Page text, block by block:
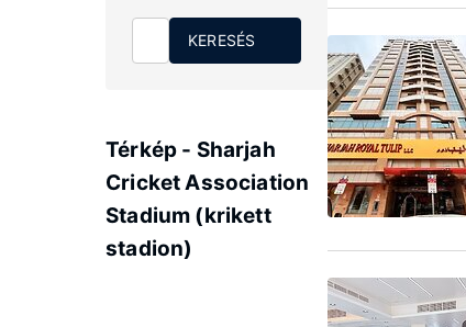
KERESÉS
Térkép - Sharjah
Cricket Association
Stadium (krikett
stadion)